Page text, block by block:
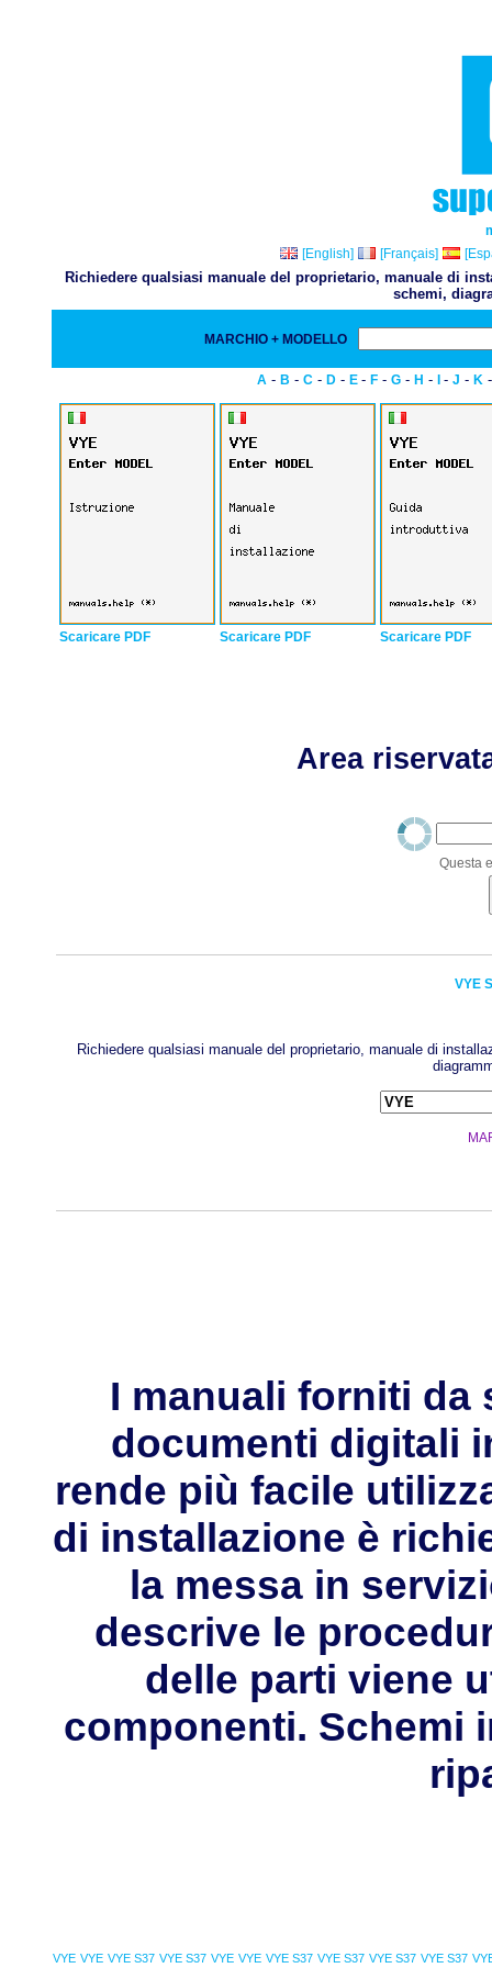
[English]
[Français]
Richiedere qualsiasi manuale del proprietario, manuale di
schemi,
MARCHIO + MODELLO
A - B - C - D - E - F - G - H - - J - K
Scaricare PDF Scaricare PDF Scaricare PDF
Area
Questa
VYE
Richiedere qualsiasi manuale del proprietario, manuale di
I manuali forniti da
documenti digitali
rende più facile
di installazione è
la messa in
descrive le
delle parti viene
componenti. Schemi
VYE VYE VYE S37 VYE S37 VYE VYE VYE S37 VYE S37 VYE S37 VYE S37